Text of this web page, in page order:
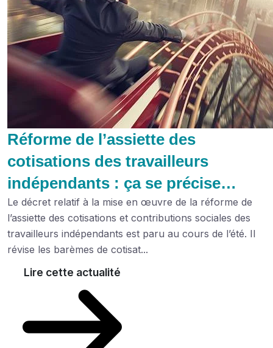
Réforme de l’assiette des
cotisations des travailleurs
indépendants : ça se précise…
Le décret relatif à la mise en œuvre de la réforme de
l’assiette des cotisations et contributions sociales des
travailleurs indépendants est paru au cours de l’été. Il
révise les barèmes de cotisat...
Lire cette actualité